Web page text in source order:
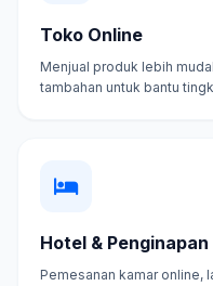
Toko Online
Menjual produk lebih
tambahan untuk bantu
Hotel & Penginapan
Pemesanan kamar online,